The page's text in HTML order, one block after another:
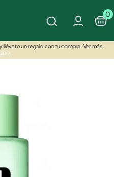
0
llévate un regalo con tu compra. Ver más